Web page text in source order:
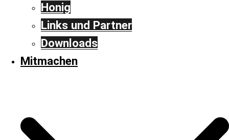
Honig
Links und Partner
Downloads
Mitmachen